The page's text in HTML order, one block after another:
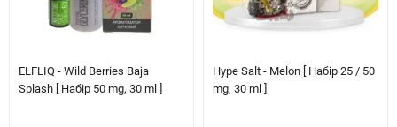
ELFLIQ - Wild Berries Baja
Splash [ Набір 50 mg, 30 ml ]
Hype Salt - Melon [ Набір 25 / 50
mg, 30 ml ]